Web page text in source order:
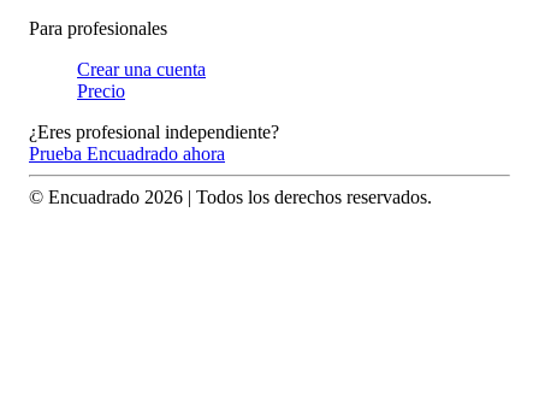
Para profesionales
Crear una cuenta
Precio
¿Eres profesional independiente?
Prueba Encuadrado ahora
© Encuadrado 2026 | Todos los derechos reservados.